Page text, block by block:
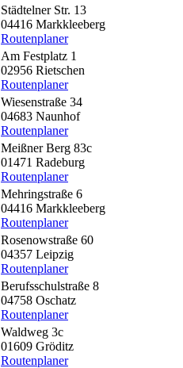
Städtelner Str. 13
04416 Markkleeberg
Routenplaner
Am Festplatz 1
02956 Rietschen
Routenplaner
Wiesenstraße 34
04683 Naunhof
Routenplaner
Meißner Berg 83c
01471 Radeburg
Routenplaner
Mehringstraße 6
04416 Markkleeberg
Routenplaner
Rosenowstraße 60
04357 Leipzig
Routenplaner
Berufsschulstraße 8
04758 Oschatz
Routenplaner
Waldweg 3c
01609 Gröditz
Routenplaner